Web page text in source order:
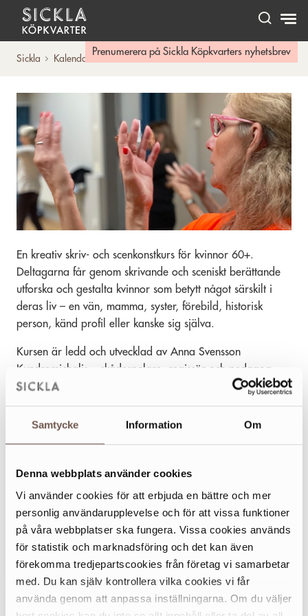
Samtycke Information Om
Denna webbplats använder cookies
Vi använder cookies för att erbjuda en bättre och mer
personlig användarupplevelse och för att vissa funktioner
på våra webbplatser ska fungera. Vissa cookies används
för statistik och marknadsföring och det kan även
förekomma tredjepartscookies från företag vi samarbetar
med. Du kan själv kontrollera vilka cookies vi får
använda genom att anpassa inställningarna. Om du väljer
Hem
Prenumerera på Sickla Köpkvarters nyhetsbrev
Sickla Kalendarium Hennes historia – Min...
En kreativ skriv- och scenkonstkurs för kvinnor 60+.
Deltagarna får genom skrivande och sceniskt berättande
utforska och gestalta kvinnor som betytt något särskilt i
deras liv – en vän, mamma, syster, förebild, historisk
person, känd profil eller kanske sig själva.
Kursen är ledd och utvecklad av Anna Svensson
Kundromichalis – skådespelare, regissör och pedagog
med över 30 års erfarenhet av scenkonst.
Dag och tid: måndagar 13:00-15:00
Lokal: Luigis lokal, Dieselverkstaden
Datum: 7/9, 14/9, 21/9, 28/9, 5/10, 12/10
Avgift: 2200 kr
Anmälan via dieselverkstaden.se
EVENT